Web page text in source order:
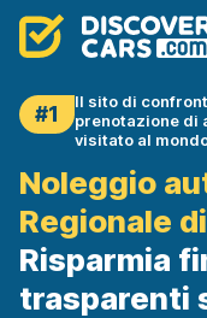
#1
Il sito di
prenotazione di
visitato al
Noleggio
Regionale
Risparmia
trasparenti